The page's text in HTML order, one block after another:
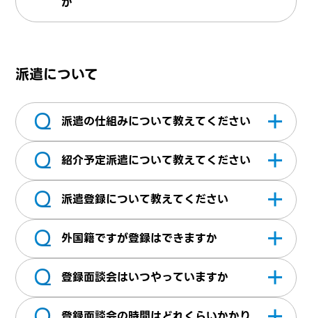
が合うか検討させていただきます。ご紹介が
ない場合は、都度ご連絡をしていないため予
おりますので営業担当にお気軽にご相談くだ
派遣について
Q 派遣の仕組みについて教えてください
派遣には、一般派遣（登録型派遣）と無期雇
は弊社となり、就業先がご紹介させていただ
ただきます。 ・一般派遣（登録型派遣）：当
いた方が契約期間内で派遣として就業先企業
すると派遣も終了いたします ・無期雇用型派
Q 紹介予定派遣について教えてください
一定の派遣期間終了後、派遣先企業が直接雇
タッフ双方が適性を確認してから、直接雇用
Q 派遣登録について教えてください
弊社にて派遣のお仕事をご希望の方は、株式
要となります。登録面談は、オンラインで行
せん。 ご応募した際に送られてくるチャット
Q 外国籍ですが登録はできますか
日本に在留する外国籍の方は、在留資格の範
の就労が認められていますので登録できま
Q 登録面談会はいつやっていますか
平日（日中：10時・12時・14時・16時開